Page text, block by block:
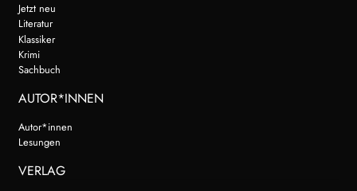
Jetzt neu
Literatur
Klassiker
Krimi
Sachbuch
AUTOR*INNEN
Autor*innen
Lesungen
VERLAG